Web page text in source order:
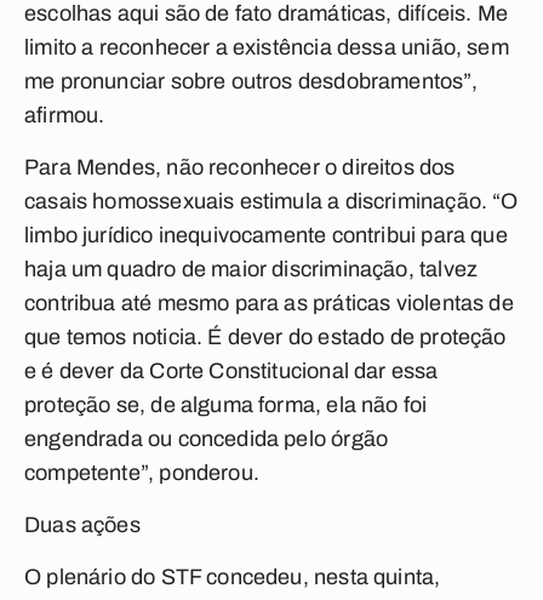
escolhas aqui são de fato dramáticas, difíceis. Me
limito a reconhecer a existência dessa união, sem
me pronunciar sobre outros desdobramentos”,
afirmou.
Para Mendes, não reconhecer o direitos dos
casais homossexuais estimula a discriminação. “O
limbo jurídico inequivocamente contribui para que
haja um quadro de maior discriminação, talvez
contribua até mesmo para as práticas violentas de
que temos noticia. É dever do estado de proteção
e é dever da Corte Constitucional dar essa
proteção se, de alguma forma, ela não foi
engendrada ou concedida pelo órgão
competente”, ponderou.
Duas ações
O plenário do STF concedeu, nesta quinta,